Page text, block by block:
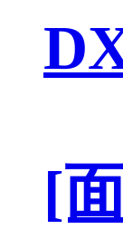
[